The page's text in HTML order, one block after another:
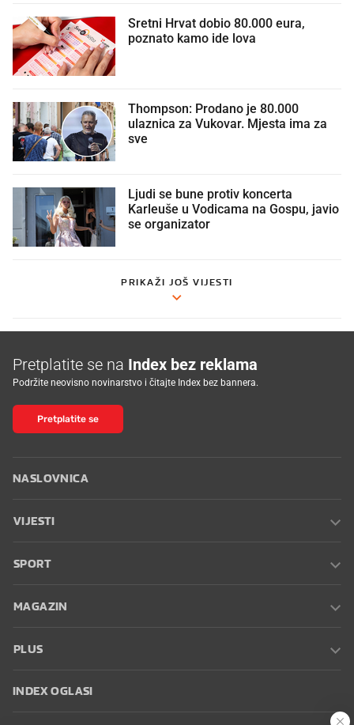
Sretni Hrvat dobio 80.000 eura,
poznato kamo ide lova
Thompson: Prodano je 80.000
ulaznica za Vukovar. Mjesta ima za
sve
Ljudi se bune protiv koncerta
Karleuše u Vodicama na Gospu, javio
se organizator
PRIKAŽI JOŠ VIJESTI
Pretplatite se na Index bez reklama
Podržite neovisno novinarstvo i čitajte Index bez bannera.
Pretplatite se
NASLOVNICA
VIJESTI
SPORT
MAGAZIN
PLUS
INDEX OGLASI